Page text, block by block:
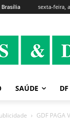
Brasília sexta-feira,
SAÚDE DF
GDF PAGA